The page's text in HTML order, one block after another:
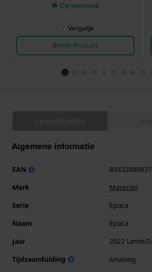
● Op voorraad
Vergelijk
Bekijk Product
Algemene informatie
EAN
Merk
Maserati
Serie
Epoca
Naam
Epoca
Jaar
2022 Lente/
Tijdsaanduiding
Analoog